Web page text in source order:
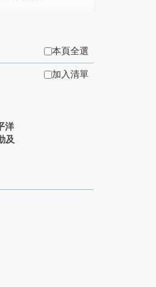
本頁全選
洋
及
加入清單